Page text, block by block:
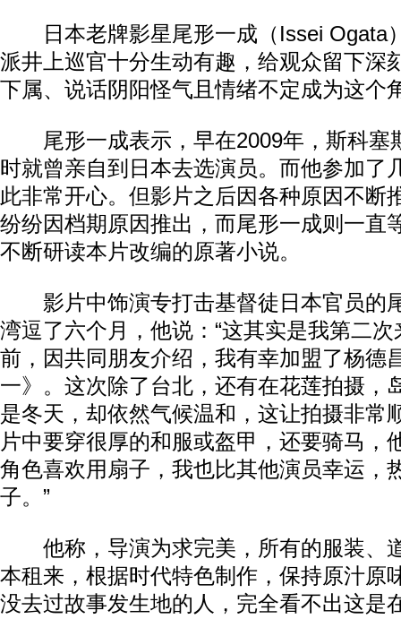
日本老牌影星尾形一成（Issei Ogata
派井上巡官十分生动有趣，给观众留下深
下属、说话阴阳怪气且情绪不定成为这个
尾形一成表示，早在2009年，斯科塞
时就曾亲自到日本去选演员。而他参加了
此非常开心。但影片之后因各种原因不断
纷纷因档期原因推出，而尾形一成则一直
不断研读本片改编的原著小说。
影片中饰演专打击基督徒日本官员的
湾逗了六个月，他说：“这其实是我第二
前，因共同朋友介绍，我有幸加盟了杨德
一》。这次除了台北，还有在花莲拍摄，
是冬天，却依然气候温和，这让拍摄非常
片中要穿很厚的和服或盔甲，还要骑马，
角色喜欢用扇子，我也比其他演员幸运，
子。”
他称，导演为求完美，所有的服装、
本租来，根据时代特色制作，保持原汁原
没去过故事发生地的人，完全看不出这是